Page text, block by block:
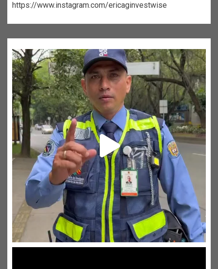
https://www.instagram.com/ericaginvestwise